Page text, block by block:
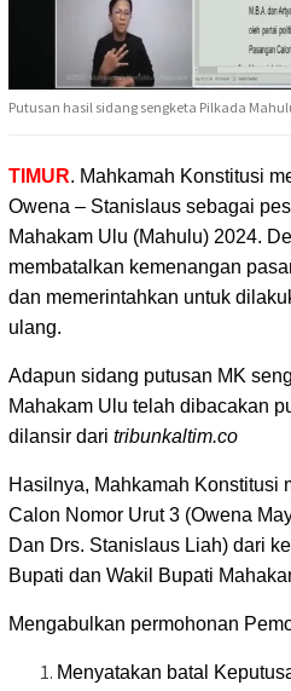
Putusan hasil sidang sengketa Pilkada
TIMUR. Mahkamah Konstitusi
Owena – Stanislaus sebagai
Mahakam Ulu (Mahulu) 2024.
membatalkan kemenangan
dan memerintahkan untuk
ulang.
Adapun sidang putusan MK
Mahakam Ulu telah dibacakan
dilansir dari tribunkaltim.co
Hasilnya, Mahkamah Konstitusi
Calon Nomor Urut 3 (Owena
Dan Drs. Stanislaus Liah) dari
Bupati dan Wakil Bupati
Mengabulkan permohonan
Menyatakan batal